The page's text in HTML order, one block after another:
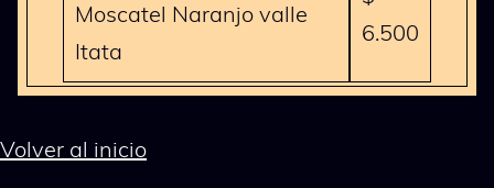
Moscatel Naranjo valle
Itata
6.500
Volver al inicio